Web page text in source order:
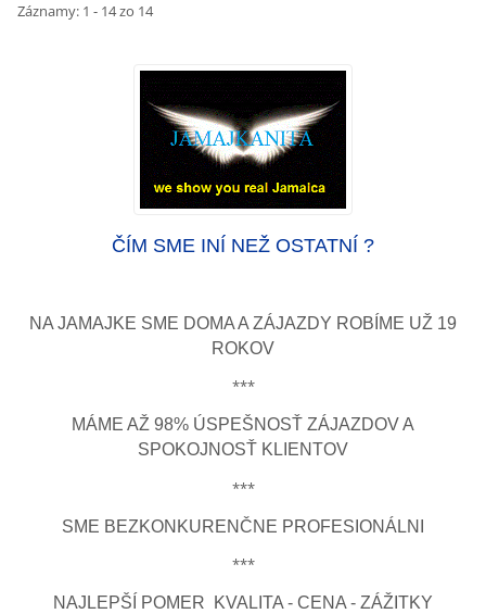
Záznamy: 1 - 14 zo 14
ČÍM SME INÍ NEŽ OSTATNÍ ?
NA JAMAJKE SME DOMA A ZÁJAZDY ROBÍME UŽ 19
ROKOV
***
MÁME AŽ 98% ÚSPEŠNOSŤ ZÁJAZDOV A
SPOKOJNOSŤ KLIENTOV
***
SME BEZKONKURENČNE PROFESIONÁLNI
***
NAJLEPŠÍ POMER KVALITA - CENA - ZÁŽITKY